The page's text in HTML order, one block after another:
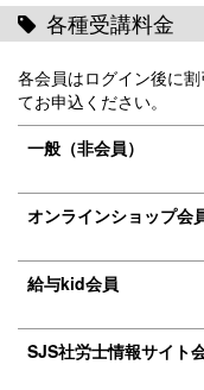
各種受講料金
各会員はログイン後に
てお申込ください。
一般（非会員）
オンラインショップ会
給与kid会員
SJS社労士情報サイト